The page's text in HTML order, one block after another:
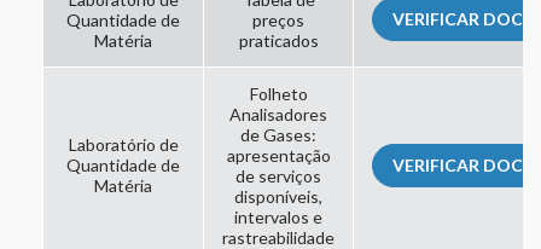
Quantidade de
Matéria
preços
praticados
VERIFICAR
Laboratório de
Quantidade de
Matéria
Folheto
Analisadores
de Gases:
apresentação
de serviços
disponíveis,
intervalos e
rastreabilidade
VERIFICAR